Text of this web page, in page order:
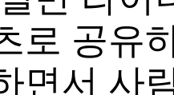
로 공유
면서 사